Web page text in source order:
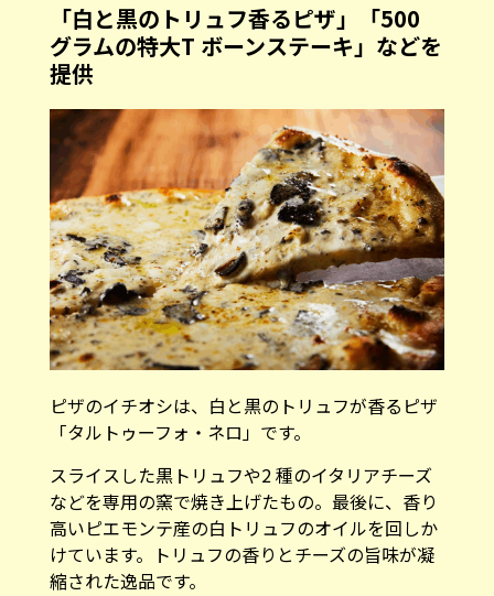
「白と黒のトリュフ香るピザ」「500
グラムの特大T ボーンステーキ」などを
提供
ピザのイチオシは、白と黒のトリュフが香るピザ
「タルトゥーフォ・ネロ」です。
スライスした黒トリュフや2 種のイタリアチーズ
などを専用の窯で焼き上げたもの。最後に、香り
高いピエモンテ産の白トリュフのオイルを回しか
けています。トリュフの香りとチーズの旨味が凝
縮された逸品です。